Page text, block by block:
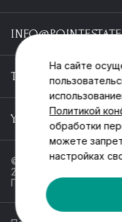
TELEGRAM
YOUTUBE
© ООО «Пойнт
2013-2025
Политика обработки
На сайте
Политикой
обработки
можете
настройках